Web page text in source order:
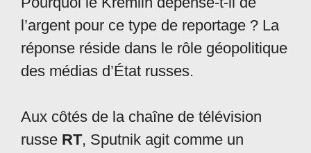
l’argent pour ce type de reportage ? La
réponse réside dans le rôle géopolitique
des médias d’État russes.
Aux côtés de la chaîne de télévision
russe RT, Sputnik agit comme un